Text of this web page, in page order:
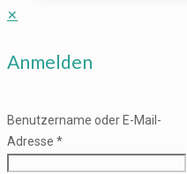
✕
Anmelden
Benutzername oder E-Mail-
Adresse *